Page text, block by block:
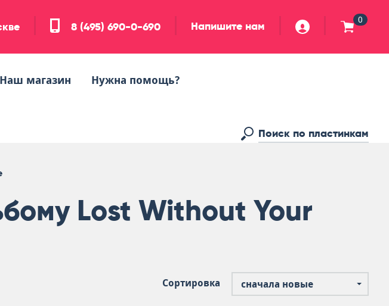
8 (495) 690-0-690 Напишите нам 0
Наш магазин Нужна помощь?
Lost Without Your
Сортировка сначала новые